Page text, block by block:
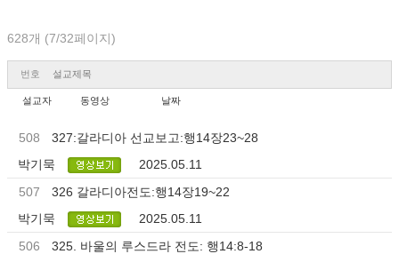
628개 (7/32페이지)
번호 설교제목
설교자 동영상 날짜
508
327:갈라디아 선교보고:행14장23~28
박기묵
2025.05.11
507
326 갈라디아전도:행14장19~22
박기묵
2025.05.11
506
325. 바울의 루스드라 전도: 행14:8-18